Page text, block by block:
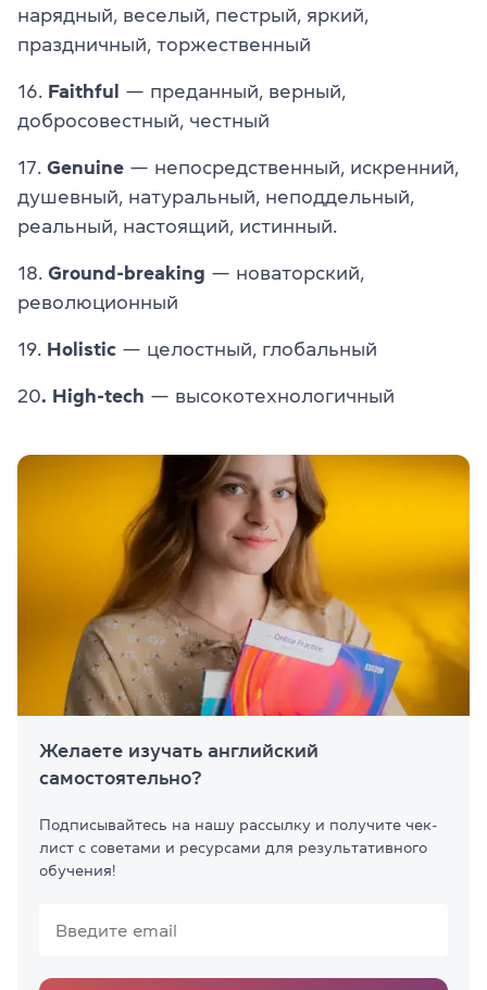
нарядный, веселый, пестрый, яркий,
праздничный, торжественный
16. Faithful
— преданный, верный,
добросовестный, честный
17. Genuine — непосредственный, искренний,
душевный, натуральный, неподдельный,
реальный, настоящий, истинный.
18. Ground-breaking — новаторский,
революционный
19. Holistic — целостный, глобальный
20. High-tech — высокотехнологичный
Желаете изучать английский
самостоятельно?
Подписывайтесь на нашу рассылку и получите чек-
лист с советами и ресурсами для результативного
обучения!